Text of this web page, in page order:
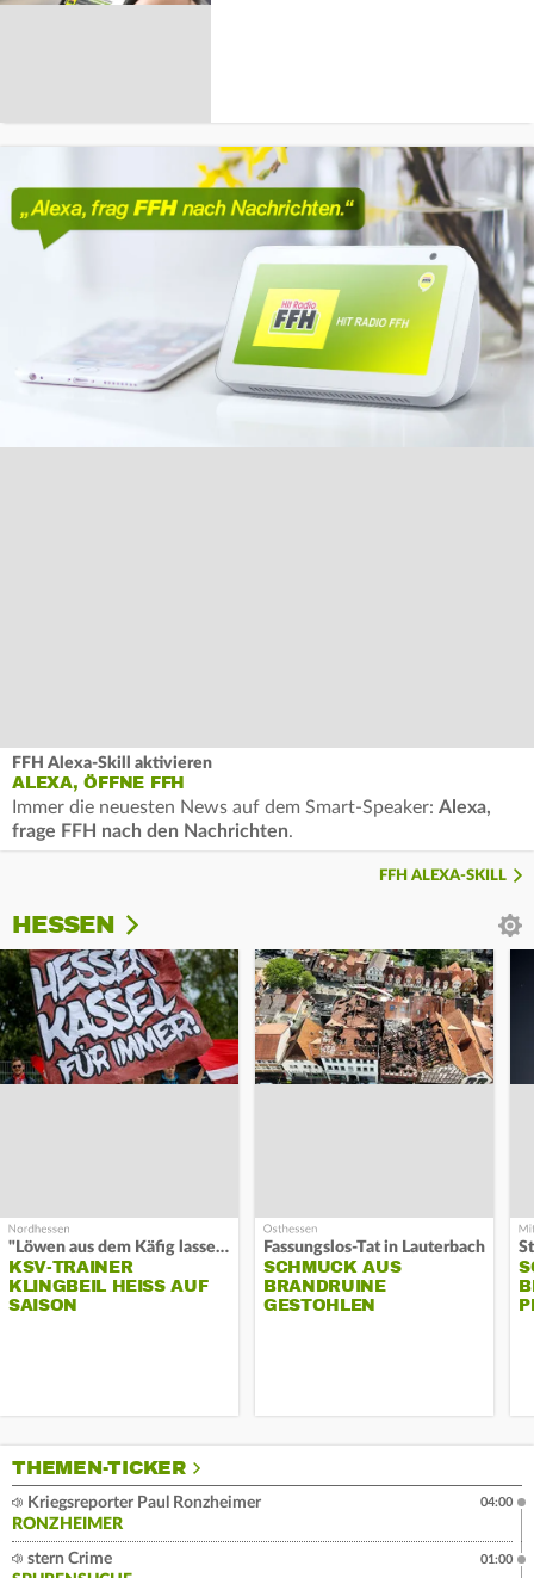
FFH Alexa-Skill aktivieren
ALEXA, ÖFFNE FFH
Immer die neuesten News auf dem Smart-Speaker: Alexa,
frage FFH nach den Nachrichten.
FFH ALEXA-SKILL
HESSEN
"Löwen aus dem Käfig lassen"
KSV-TRAINER
KLINGBEIL HEISS AUF S
AISON
Fassungslos-Tat in Lauterbach
SCHMUCK AUS
BRANDRUINE
GESTOHLEN
THEMEN-TICKER
Kriegsreporter Paul Ronzheimer
RONZHEIMER
04:00
stern Crime
01:00